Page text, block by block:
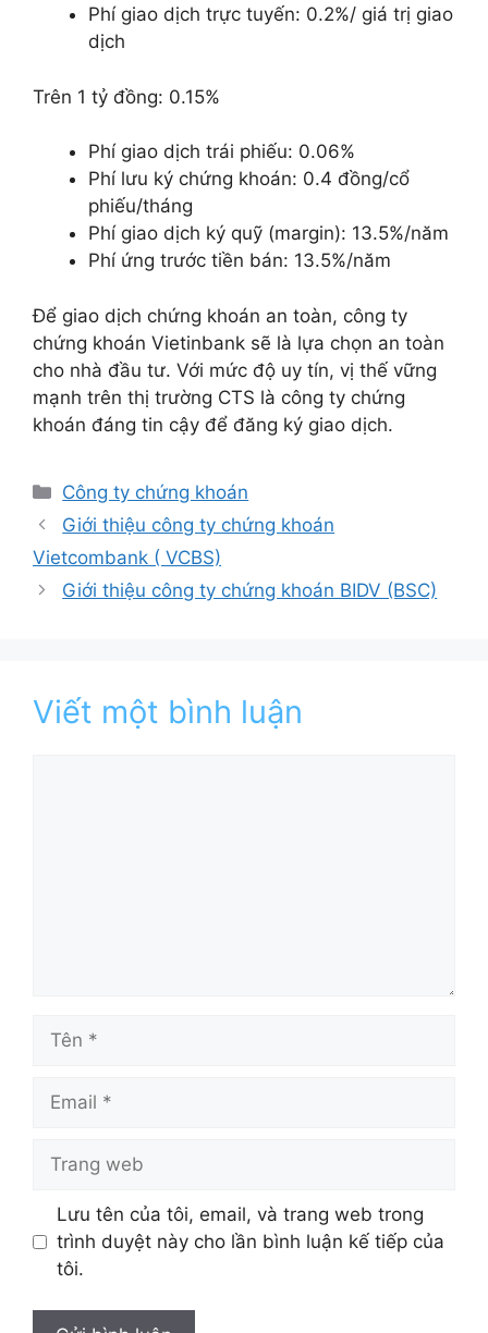
Phí giao dịch trực tuyến: 0.2%/ giá trị giao
dịch
Trên 1 tỷ đồng: 0.15%
Phí giao dịch trái phiếu: 0.06%
Phí lưu ký chứng khoán: 0.4 đồng/cổ
phiếu/tháng
Phí giao dịch ký quỹ (margin): 13.5%/năm
Phí ứng trước tiền bán: 13.5%/năm
Để giao dịch chứng khoán an toàn, công ty
chứng khoán Vietinbank sẽ là lựa chọn an toàn
cho nhà đầu tư. Với mức độ uy tín, vị thế vững
mạnh trên thị trường CTS là công ty chứng
khoán đáng tin cậy để đăng ký giao dịch.
Danh
mục
Công ty chứng khoán
Giới thiệu công ty chứng khoán
Vietcombank ( VCBS)
Giới thiệu công ty chứng khoán BIDV (BSC)
Viết một bình luận
web
Lưu tên của tôi, email, và trang web trong
trình duyệt này cho lần bình luận kế tiếp của
tôi.